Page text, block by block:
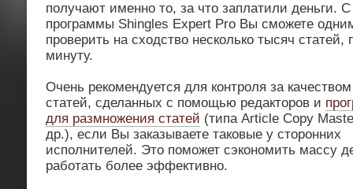
получают именно то, за что заплатили деньги.
программы Shingles Expert Pro Вы сможете
проверить на сходство несколько тысяч статей,
минуту.
Очень рекомендуется для контроля за качеством
статей, сделанных с помощью редакторов и
для размножения статей (типа Article Copy
др.), если Вы заказываете таковые у сторонних
исполнителей. Это поможет сэкономить массу
работать более эффективно.